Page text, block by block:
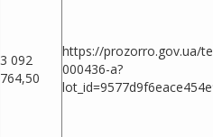
3 092
764,50
https://prozorro.gov.ua/
000436-a?